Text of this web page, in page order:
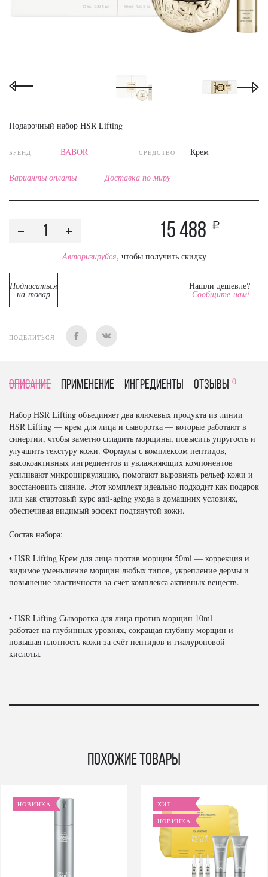
Подарочный набор HSR Lifting
БРЕНД BABOR СРЕДСТВО Крем
Варианты оплаты Доставка по миру
15 488 a
Авторизируйся, чтобы получить скидку
Подписаться
на товар
Нашли дешевле?
Сообщите нам!
ПОДЕЛИТЬСЯ
Описание Применение Ингредиенты отзывы 0
Набор HSR Lifting объединяет два ключевых продукта из линии
HSR Lifting — крем для лица и сыворотка — которые работают в
синергии, чтобы заметно сгладить морщины, повысить упругость и
улучшить текстуру кожи. Формулы с комплексом пептидов,
высокоактивных ингредиентов и увлажняющих компонентов
усиливают микроциркуляцию, помогают выровнять рельеф кожи и
восстановить сияние. Этот комплект идеально подходит как подарок
или как стартовый курс anti-aging ухода в домашних условиях,
обеспечивая видимый эффект подтянутой кожи.
Состав набора:
• HSR Lifting Крем для лица против морщин 50ml — коррекция и
видимое уменьшение морщин любых типов, укрепление дермы и
повышение эластичности за счёт комплекса активных веществ.
• HSR Lifting Сыворотка для лица против морщин 10ml —
работает на глубинных уровнях, сокращая глубину морщин и
повышая плотность кожи за счёт пептидов и гиалуроновой
кислоты.
Похожие товары
НОВИНКА
ХИТ
НОВИНКА